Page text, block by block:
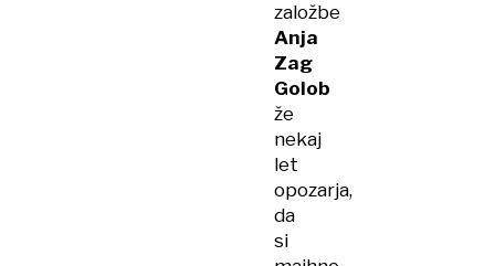
založbe
Anja
Zag
Golob
že
nekaj
let
opozarja,
da
si